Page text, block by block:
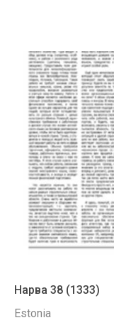
Нарва 38 (1333)
Estonia